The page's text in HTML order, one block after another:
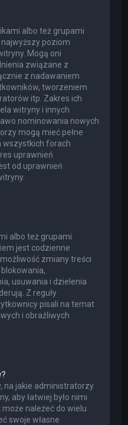
albo też grupami
poziom
Mogą oni
związane z
z nadawaniem
tworzeniem
itp. Zakres ich
witryny i innych
nominowania nowych
mogą mieć pełne
wszystkich forach
uprawnień
od uprawnień
albo też grupami
jest codzienne
zmiany treści
usuwania i dzielenia
Z reguły
pisali na temat
i obraźliwych
na jakie administratorzy
aby łatwiej było nimi
należeć do wielu
swoje własne